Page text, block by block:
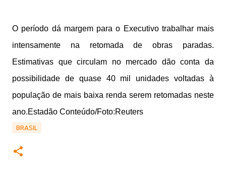
O período dá margem para o Executivo trabalhar mais
intensamente na retomada de obras paradas.
Estimativas que circulam no mercado dão conta da
possibilidade de quase 40 mil unidades voltadas à
população de mais baixa renda serem retomadas neste
ano.Estadão Conteúdo/Foto:Reuters
BRASIL